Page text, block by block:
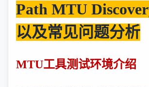
Path MTU
以及常见问题分析
MTU工具测试环境介绍